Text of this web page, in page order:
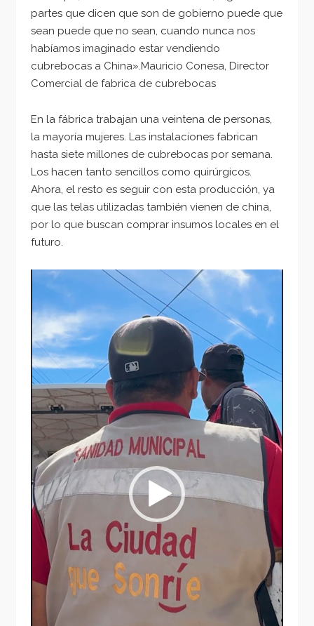
partes que dicen que son de gobierno puede que
sean puede que no sean, cuando nunca nos
habíamos imaginado estar vendiendo
cubrebocas a China».Mauricio Conesa, Director
Comercial de fabrica de cubrebocas
En la fábrica trabajan una veintena de personas,
la mayoría mujeres. Las instalaciones fabrican
hasta siete millones de cubrebocas por semana.
Los hacen tanto sencillos como quirúrgicos.
Ahora, el resto es seguir con esta producción, ya
que las telas utilizadas también vienen de china,
por lo que buscan comprar insumos locales en el
futuro.
Reproductor
vídeo